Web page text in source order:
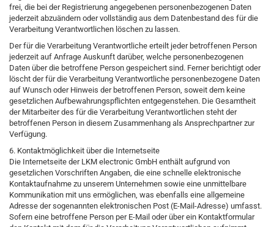
frei, die bei der Registrierung angegebenen personenbezogenen Daten
jederzeit abzuändern oder vollständig aus dem Datenbestand des für die
Verarbeitung Verantwortlichen löschen zu lassen.
Der für die Verarbeitung Verantwortliche erteilt jeder betroffenen Person
jederzeit auf Anfrage Auskunft darüber, welche personenbezogenen
Daten über die betroffene Person gespeichert sind. Ferner berichtigt oder
löscht der für die Verarbeitung Verantwortliche personenbezogene Daten
auf Wunsch oder Hinweis der betroffenen Person, soweit dem keine
gesetzlichen Aufbewahrungspflichten entgegenstehen. Die Gesamtheit
der Mitarbeiter des für die Verarbeitung Verantwortlichen steht der
betroffenen Person in diesem Zusammenhang als Ansprechpartner zur
Verfügung.
6. Kontaktmöglichkeit über die Internetseite
Die Internetseite der LKM electronic GmbH enthält aufgrund von
gesetzlichen Vorschriften Angaben, die eine schnelle elektronische
Kontaktaufnahme zu unserem Unternehmen sowie eine unmittelbare
Kommunikation mit uns ermöglichen, was ebenfalls eine allgemeine
Adresse der sogenannten elektronischen Post (E-Mail-Adresse) umfasst.
Sofern eine betroffene Person per E-Mail oder über ein Kontaktformular